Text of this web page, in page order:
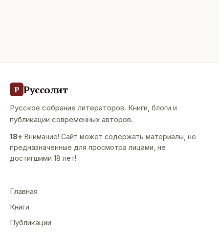
Р Руссолит
Русское собрание литераторов. Книги, блоги и
публикации современных авторов.
18+ Внимание! Сайт может содержать материалы, не
предназначенные для просмотра лицами, не
достигшими 18 лет!
Главная
Книги
Публикации